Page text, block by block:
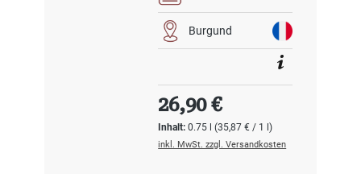
Burgund
Inhalt:0.75 l(35,87 € / 1 l)
Regulärer Preis:
26,90 €
inkl. MwSt. zzgl. Versandkosten